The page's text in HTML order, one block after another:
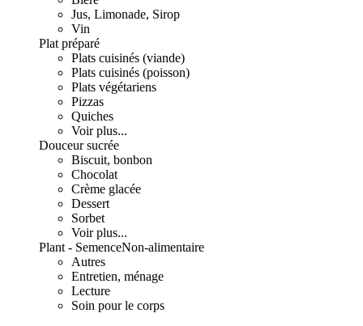
Jus, Limonade, Sirop
Vin
Plat préparé
Plats cuisinés (viande)
Plats cuisinés (poisson)
Plats végétariens
Pizzas
Quiches
Voir plus...
Douceur sucrée
Biscuit, bonbon
Chocolat
Crème glacée
Dessert
Sorbet
Voir plus...
Plant - SemenceNon-alimentaire
Autres
Entretien, ménage
Lecture
Soin pour le corps